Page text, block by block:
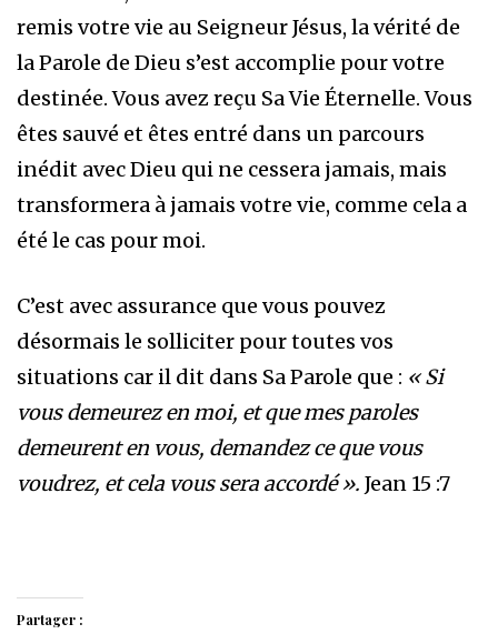
remis votre vie au Seigneur Jésus, la vérité de
la Parole de Dieu s’est accomplie pour votre
destinée. Vous avez reçu Sa Vie Éternelle. Vous
êtes sauvé et êtes entré dans un parcours
inédit avec Dieu qui ne cessera jamais, mais
transformera à jamais votre vie, comme cela a
été le cas pour moi.
C’est avec assurance que vous pouvez
désormais le solliciter pour toutes vos
situations car il dit dans Sa Parole que : « Si
vous demeurez en moi, et que mes paroles
demeurent en vous, demandez ce que vous
voudrez, et cela vous sera accordé ». Jean 15 :7
Partager :